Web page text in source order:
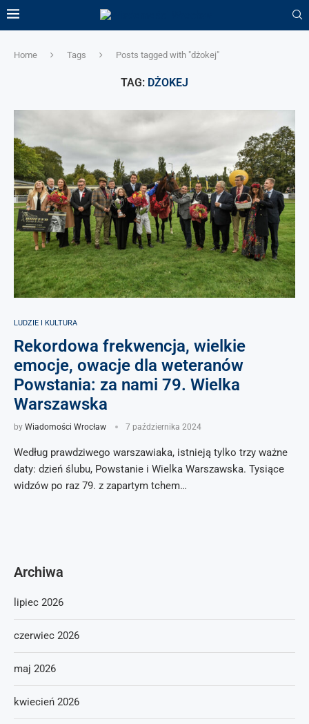
Home Tags Posts tagged with "dżokej"
TAG: DŻOKEJ
LUDZIE I KULTURA
Rekordowa frekwencja, wielkie
emocje, owacje dla weteranów
Powstania: za nami 79. Wielka
Warszawska
by Wiadomości Wrocław 7 października 2024
Według prawdziwego warszawiaka, istnieją tylko trzy ważne
daty: dzień ślubu, Powstanie i Wielka Warszawska. Tysiące
widzów po raz 79. z zapartym tchem…
Archiwa
lipiec 2026
czerwiec 2026
maj 2026
kwiecień 2026